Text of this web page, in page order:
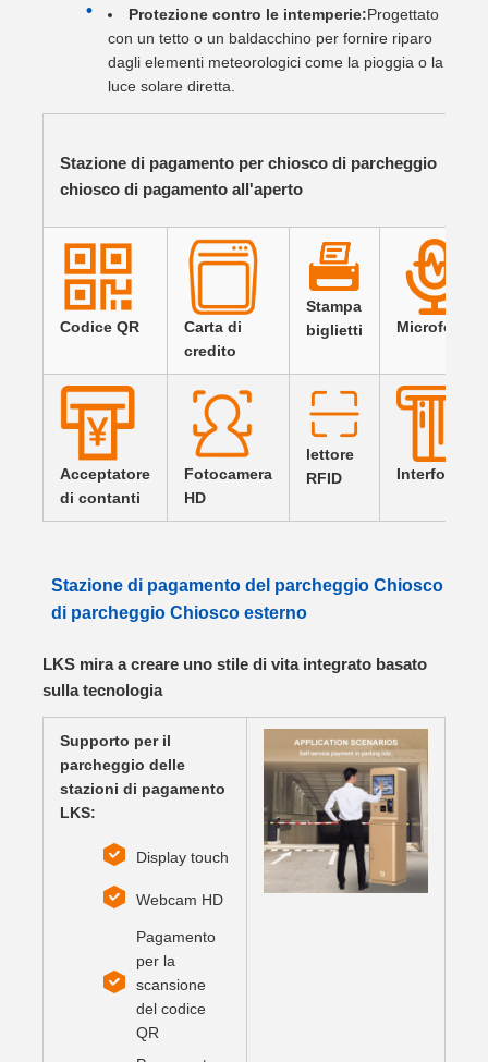
Protezione contro le intemperie:Progettato
con un tetto o un baldacchino per fornire riparo
dagli elementi meteorologici come la pioggia o la
luce solare diretta.
Stazione di pagamento per chiosco di parcheggio
chiosco di pagamento all'aperto
Codice QR
Carta di
credito
Stampa
biglietti
Microfono
Acceptatore
di contanti
Fotocamera
HD
lettore
RFID
Interfono
Stazione di pagamento del parcheggio Chiosco
di parcheggio Chiosco esterno
LKS mira a creare uno stile di vita integrato basato
sulla tecnologia
Supporto per il
parcheggio delle
stazioni di pagamento
LKS:
Display touch
Webcam HD
Pagamento
per la
scansione
del codice
QR